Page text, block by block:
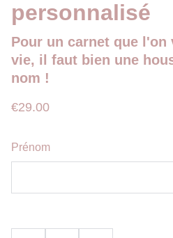
personnalisé
Pour un carnet que l'on
vie, il faut bien une
nom !
€29.00
Prénom